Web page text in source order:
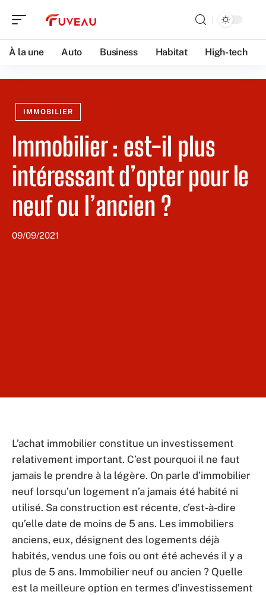
À la une Auto Business Habitat High-tech
IMMOBILIER
Immobilier : est-il plus
intéressant d’opter pour le
neuf ou l’ancien ?
09/09/2021
L’achat immobilier constitue un investissement
relativement important. C’est pourquoi il ne faut
jamais le prendre à la légère. On parle d’immobilier
neuf lorsqu’un logement n’a jamais été habité ni
utilisé. Sa construction est récente, c’est-à-dire
qu’elle date de moins de 5 ans. Les immobiliers
anciens, eux, désignent des logements déjà
habités, vendus une fois ou ont été achevés il y a
plus de 5 ans. Immobilier neuf ou ancien ? Quelle
est la meilleure option en termes d’investissement